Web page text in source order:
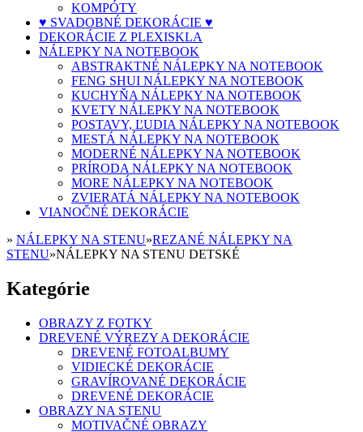
KOMPÓTY
♥ SVADOBNÉ DEKORÁCIE ♥
DEKORÁCIE Z PLEXISKLA
NÁLEPKY NA NOTEBOOK
ABSTRAKTNÉ NÁLEPKY NA NOTEBOOK
FENG SHUI NÁLEPKY NA NOTEBOOK
KUCHYŇA NÁLEPKY NA NOTEBOOK
KVETY NÁLEPKY NA NOTEBOOK
POSTAVY, ĽUDIA NÁLEPKY NA NOTEBOOK
MESTÁ NÁLEPKY NA NOTEBOOK
MODERNÉ NÁLEPKY NA NOTEBOOK
PRÍRODA NÁLEPKY NA NOTEBOOK
MORE NÁLEPKY NA NOTEBOOK
ZVIERATÁ NÁLEPKY NA NOTEBOOK
VIANOČNÉ DEKORÁCIE
» NÁLEPKY NA STENU»REZANÉ NÁLEPKY NA
STENU»NÁLEPKY NA STENU DETSKÉ
Kategórie
OBRAZY Z FOTKY
DREVENÉ VÝREZY A DEKORÁCIE
DREVENÉ FOTOALBUMY
VIDIECKÉ DEKORÁCIE
GRAVÍROVANÉ DEKORÁCIE
DREVENÉ DEKORÁCIE
OBRAZY NA STENU
MOTIVAČNÉ OBRAZY